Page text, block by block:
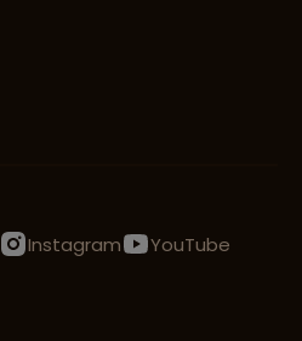
Instagram
YouTube